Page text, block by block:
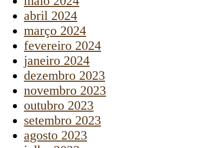
abril 2024
março 2024
fevereiro 2024
janeiro 2024
dezembro 2023
novembro 2023
outubro 2023
setembro 2023
agosto 2023